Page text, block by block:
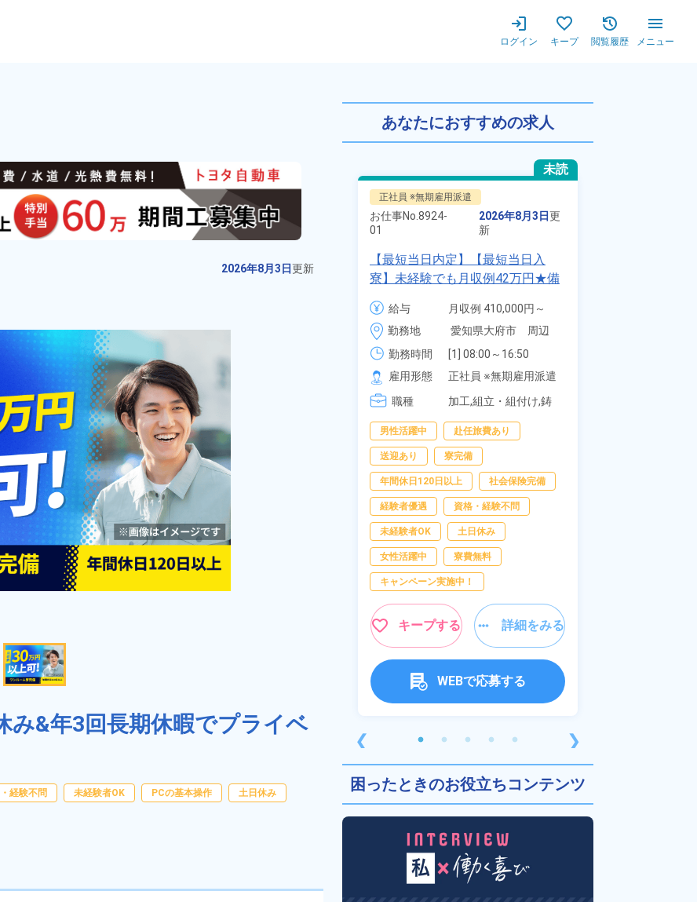
ログイン キープ 閲覧履歴 メニュー
・付随作業★高時給1,600円+交通費！未経験者歓迎◎土日
2026年8月3日更新
み&年3回長期休暇でプライベ
経験不問 未経験者OK PCの基本操作 土日休み
あなたにおすすめの求人
❮
お仕事No.10996-
04
2026年8月3日
新
空圧機器の組立や検査作業！【月
収例32万円以上】未経験歓迎◎20
堂利用可◎日払い制度あり★マイ
カー通勤可＆無料駐車場有《茨城
県常総市》
勤務地
茨城県常総市　周辺
勤務時間
雇用形態
職種
組立・組付け,検査
未経験者OK 男性活躍中
女性活躍中 経験者優遇
資格・経験不問
社会保険完備 寮完備
赴任旅費あり 寮費無料
キープする
未読
正社員 ※無期雇用派遣
お仕事No. 8924-
01
2026年8月3日更
新
【最短当日内定】【最短当日入
寮】未経験でも月収例42万円★備
品付き寮完備＆赴任旅費会社負担
◎昇給・業績賞与あり！組立や塗
装など自動車製造の各種作業！
《愛知県大府市》
給与
月収例 410,000円～
430,000円
月給 277,000円～
277,000円
勤務地
愛知県大府市　周辺
勤務時間
[1] 08:00～16:50
[2] 06:25～15:10
[3] 17:05～01:50
雇用形態
正社員 ※無期雇用派遣
職種
加工,組立・組付け,鋳
男性活躍中 赴任旅費あり
送迎あり 寮完備
年間休日120日以上 社会保険完備
経験者優遇 資格・経験不問
未経験者OK 土日休み
女性活躍中 寮費無料
キャンペーン実施中！
キープする 詳細をみる
WEBで応募する
❯
困ったときのお役立ちコンテンツ